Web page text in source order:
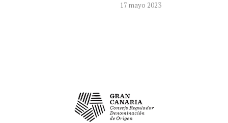
17 mayo 2023